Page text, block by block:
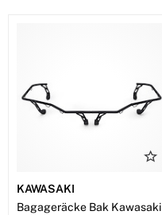
KAWASAKI
Bagageräcke Bak Kawasaki